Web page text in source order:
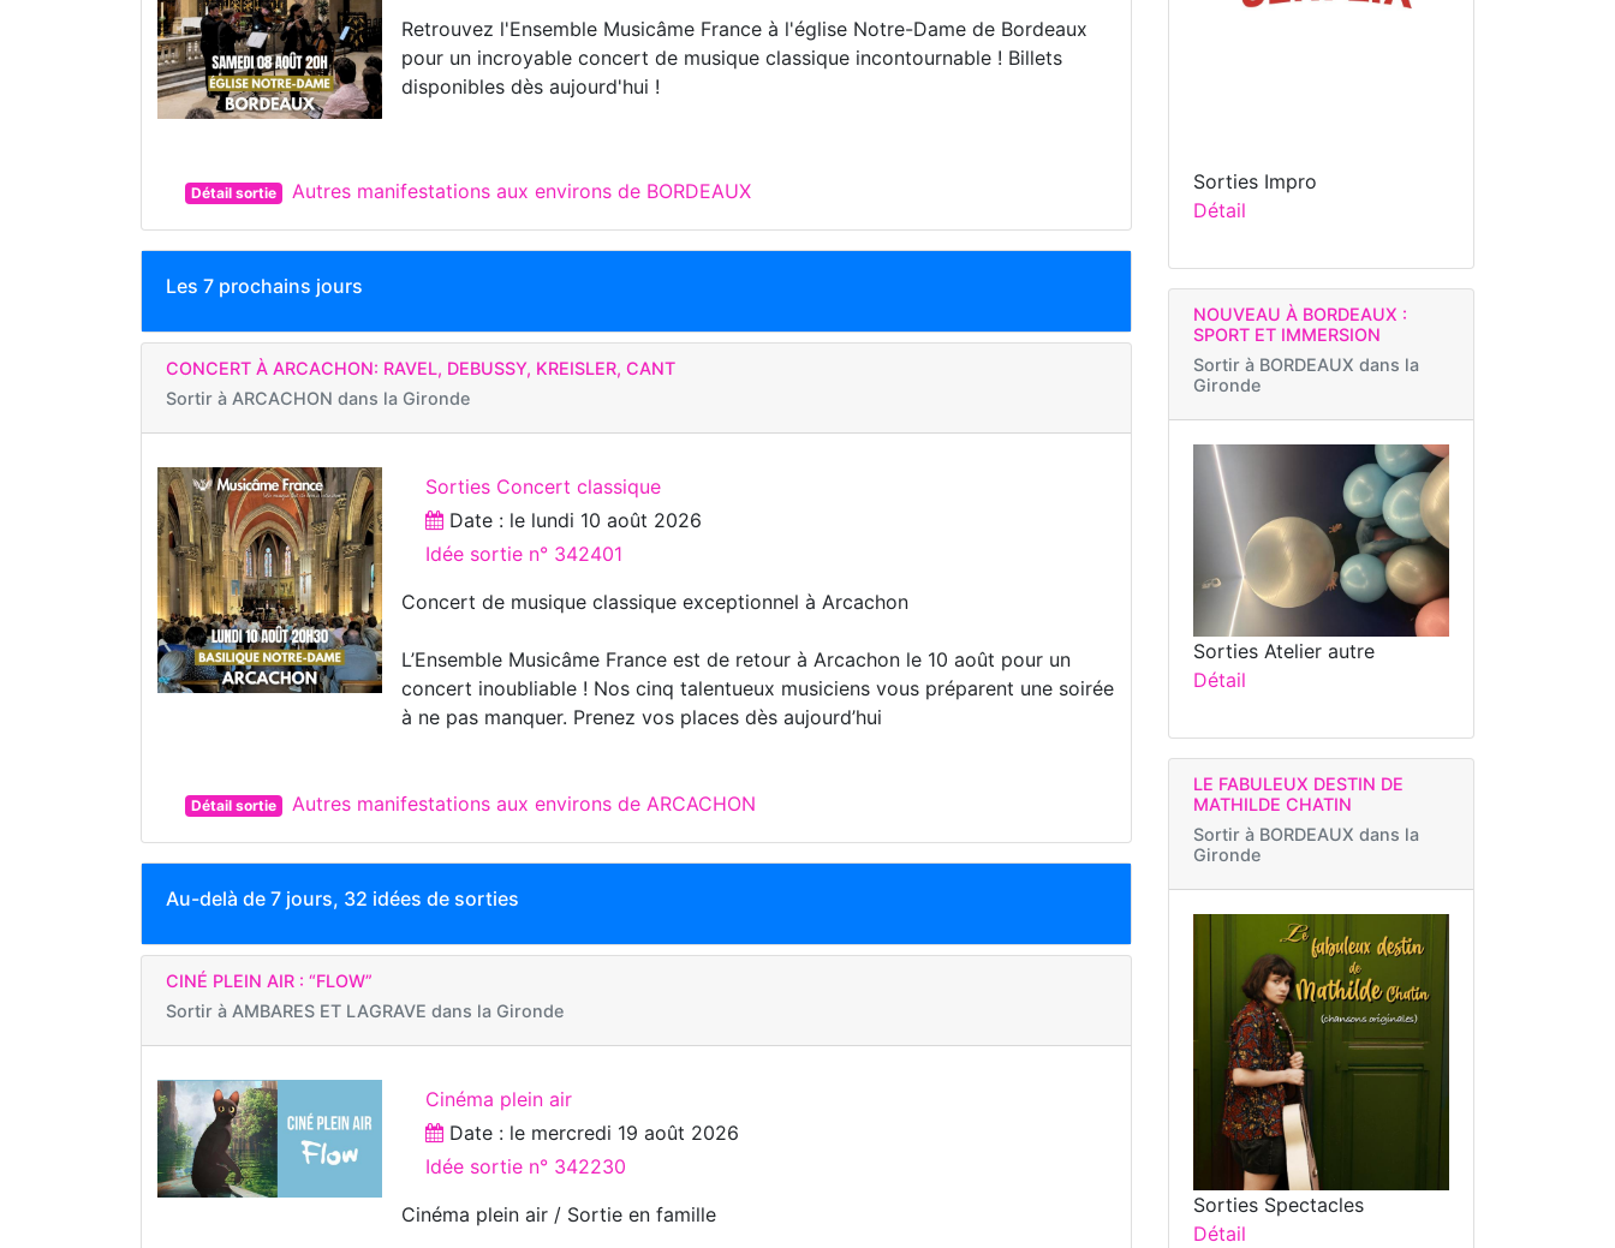
Retrouvez l'Ensemble Musicâme France à l'église Notre-Dame de Bordeaux
pour un incroyable concert de musique classique incontournable ! Billets
disponibles dès aujourd'hui !
Détail sortie Autres manifestations aux environs de BORDEAUX
Les 7 prochains jours
CONCERT À ARCACHON: RAVEL, DEBUSSY, KREISLER, CANT
Sortir à ARCACHON dans la Gironde
Sorties Concert classique
Date : le lundi 10 août 2026
Idée sortie n° 342401
Concert de musique classique exceptionnel à Arcachon
L’Ensemble Musicâme France est de retour à Arcachon le 10 août pour un
concert inoubliable ! Nos cinq talentueux musiciens vous préparent une soirée
à ne pas manquer. Prenez vos places dès aujourd’hui
Détail sortie Autres manifestations aux environs de ARCACHON
Au-delà de 7 jours, 32 idées de sorties
CINÉ PLEIN AIR : “FLOW”
Sortir à AMBARES ET LAGRAVE dans la Gironde
Cinéma plein air
Date : le mercredi 19 août 2026
Idée sortie n° 342230
Cinéma plein air / Sortie en famille
Sorties Impro
Détail
NOUVEAU À BORDEAUX :
SPORT ET IMMERSION
Sortir à BORDEAUX dans la
Gironde
Sorties Atelier autre
Détail
LE FABULEUX DESTIN DE
MATHILDE CHATIN
Sortir à BORDEAUX dans la
Gironde
Sorties Spectacles
Détail